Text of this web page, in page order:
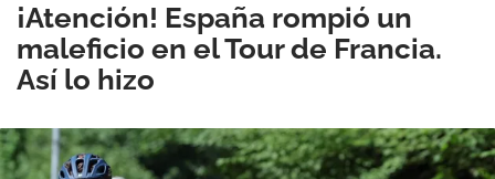
¡Atención! España rompió un
maleficio en el Tour de Francia.
Así lo hizo